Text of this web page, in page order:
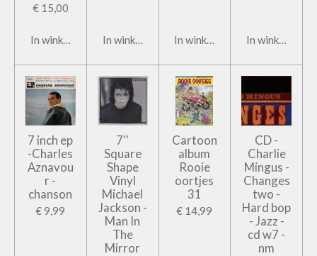
€ 15,00
In winkelwagen In winkelwagen In winkelwagen In
7 inch ep
-Charles
Aznavou
r -
chanson
€ 9,99
7''
Square
Shape
Vinyl
Michael
Jackson -
Man In
The
Mirror
Cartoon
album
Rooie
oortjes
31
€ 14,99
CD -
Charlie
Mingus -
Changes
two -
Hard bop
- Jazz -
cd w7 -
nm